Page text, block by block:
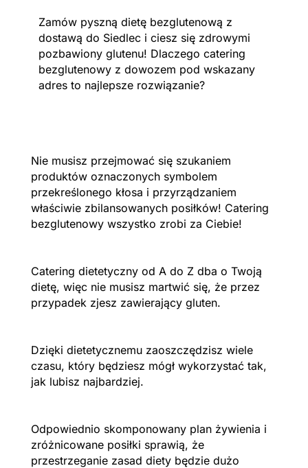
Zamów pyszną dietę bezglutenową z
dostawą do Siedlec i ciesz się zdrowymi
pozbawiony glutenu! Dlaczego catering
bezglutenowy z dowozem pod wskazany
adres to najlepsze rozwiązanie?
Nie musisz przejmować się szukaniem
produktów oznaczonych symbolem
przekreślonego kłosa i przyrządzaniem
właściwie zbilansowanych posiłków! Catering
bezglutenowy wszystko zrobi za Ciebie!
Catering dietetyczny od A do Z dba o Twoją
dietę, więc nie musisz martwić się, że przez
przypadek zjesz zawierający gluten.
Dzięki dietetycznemu zaoszczędzisz wiele
czasu, który będziesz mógł wykorzystać tak,
jak lubisz najbardziej.
Odpowiednio skomponowany plan żywienia i
zróżnicowane posiłki sprawią, że
przestrzeganie zasad diety będzie dużo